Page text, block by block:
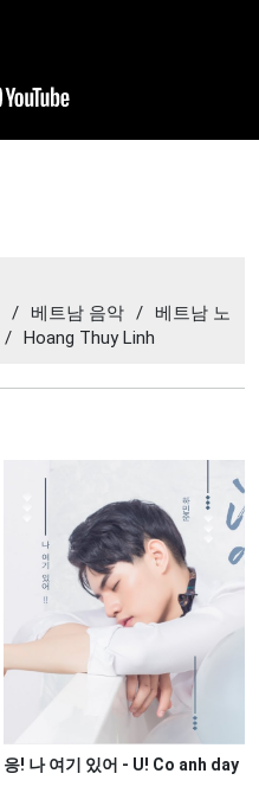
/ 베트남 음악 / 베트남 노
/ Hoang Thuy Linh
응! 나 여기 있어 - U! Co anh day